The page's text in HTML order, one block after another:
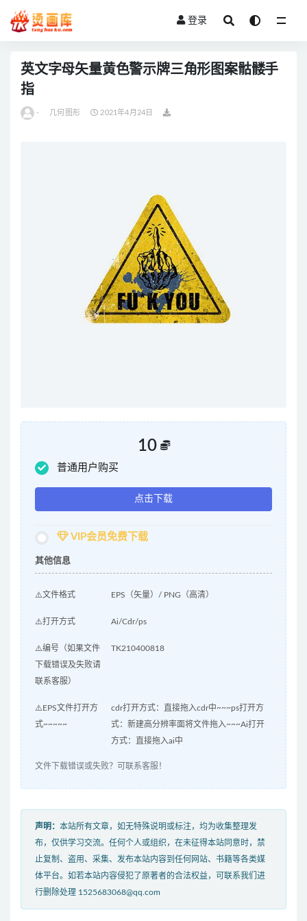
登录
英文字母矢量黄色警示牌三角形图案骷髅手
指
- 几何图形 2021年4月24日
10
普通用户购买
点击下载
VIP会员免费下载
其他信息
⚠️文件格式 EPS（矢量）/ PNG（高清）
⚠️打开方式 Ai/Cdr/ps
⚠️编号（如果文件
下载错误及失败请
联系客服）
TK210400818
⚠️EPS文件打开方
式~~~~~
cdr打开方式：直接拖入cdr中~~~ps打开方
式：新建高分辨率面将文件拖入~~~Ai打开
方式：直接拖入ai中
文件下载错误或失败？可联系客服！
声明： 本站所有文章，如无特殊说明或标注，均为收集整理发
布，仅供学习交流。任何个人或组织，在未征得本站同意时，禁
止复制、盗用、采集、发布本站内容到任何网站、书籍等各类媒
体平台。如若本站内容侵犯了原著者的合法权益，可联系我们进
行删除处理 1525683068@qq.com